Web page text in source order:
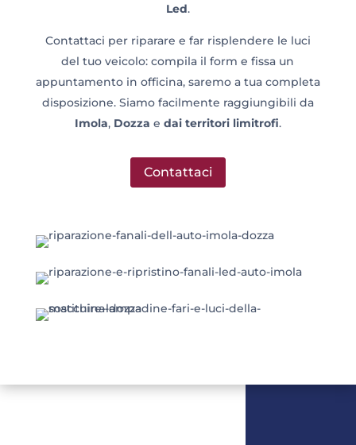
Led.
Contattaci per riparare e far risplendere le luci
del tuo veicolo: compila il form e fissa un
appuntamento in officina, saremo a tua completa
disposizione. Siamo facilmente raggiungibili da
Imola, Dozza e dai territori limitrofi.
Contattaci